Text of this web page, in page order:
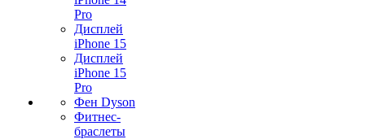
Pro
Дисплей
iPhone 15
Дисплей
iPhone 15
Pro
Фен Dyson
Фитнес-
браслеты